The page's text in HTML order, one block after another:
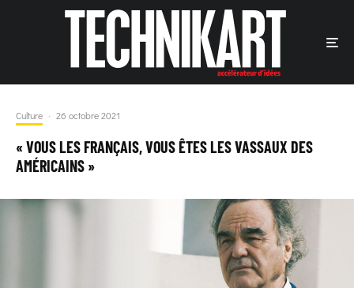
Culture · 26 octobre 2021
« VOUS LES FRANÇAIS, VOUS ÊTES LES VASSAUX DES
AMÉRICAINS »